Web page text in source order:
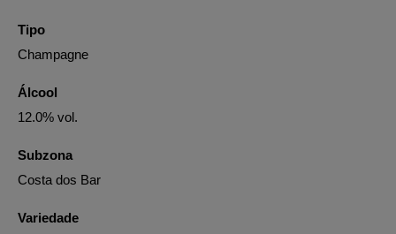
Tipo
Champagne
Álcool
12.0% vol.
Subzona
Costa dos Bar
Variedade